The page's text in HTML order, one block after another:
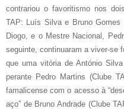
contrariou o favoritismo nos
TAP: Luís Silva e Bruno
Diogo, e o Mestre Nacional,
seguinte, continuaram a viver-se
que uma vitória de António
perante Pedro Martins (Clube
famalicense com o acesso à
aço” de Bruno Andrade (Clube